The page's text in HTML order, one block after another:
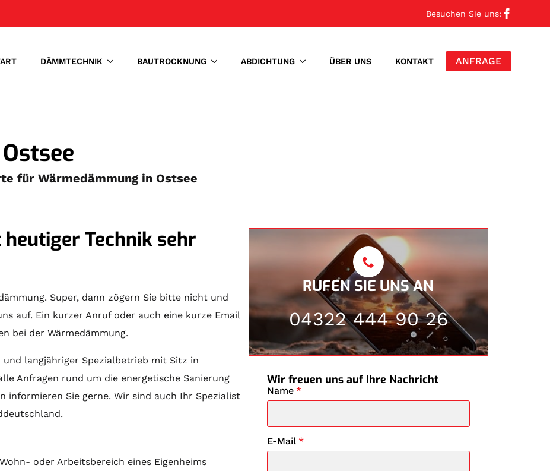
Besuchen Sie uns:
DÄMMTECHNIK BAUTROCKNUNG ABDICHTUNG ÜBER UNS KONTAKT ANFRAGE
für Wärmedämmung in Ostsee
Technik sehr
Super, dann zögern Sie bitte nicht und
auf. Ein kurzer Anruf oder auch eine kurze Email
bei der Wärmedämmung.
langjähriger Spezialbetrieb mit Sitz in
Anfragen rund um die energetische Sanierung
informieren Sie gerne. Wir sind auch Ihr Spezialist
oder Arbeitsbereich eines Eigenheims
RUFEN SIE UNS AN
04322 444 90 26
Wir freuen uns auf Ihre Nachricht
Name *
E-Mail *